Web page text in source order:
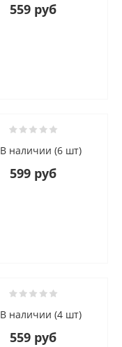
559 руб
В наличии (6 шт)
599 руб
В наличии (4 шт)
559 руб